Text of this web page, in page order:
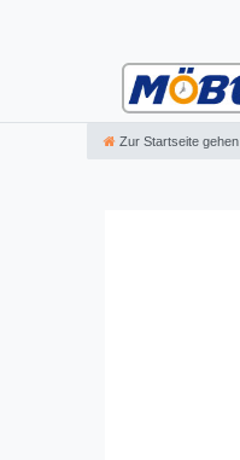
Zur Startseite gehen